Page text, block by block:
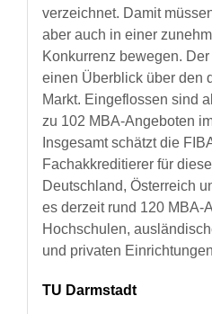
verzeichnet. Damit
aber auch in einer
Konkurrenz bewegen.
einen Überblick über den
Markt. Eingeflossen sind
zu 102 MBA-Angeboten
Insgesamt schätzt die
Fachakkreditierer für
Deutschland, Österreich
es derzeit rund 120 MBA-
Hochschulen,
und privaten
TU Darmstadt